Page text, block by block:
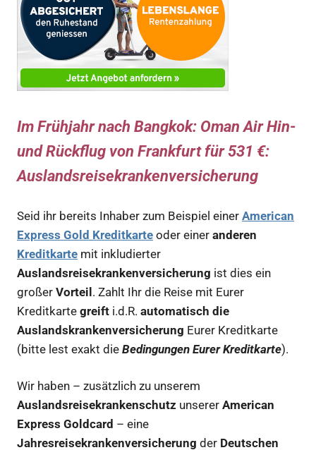
Im Frühjahr nach Bangkok: Oman Air Hin-
und Rückflug von Frankfurt für 531 €:
Auslandsreisekrankenversicherung
Seid ihr bereits Inhaber zum Beispiel einer American
Express Gold Kreditkarte oder einer anderen
Kreditkarte mit inkludierter
Auslandsreisekrankenversicherung ist dies ein
großer Vorteil. Zahlt Ihr die Reise mit Eurer
Kreditkarte greift i.d.R. automatisch die
Auslandskrankenversicherung Eurer Kreditkarte
(bitte lest exakt die Bedingungen Eurer Kreditkarte).
Wir haben – zusätzlich zu unserem
Auslandsreisekrankenschutz unserer American
Express Goldcard – eine
Jahresreisekrankenversicherung der Deutschen